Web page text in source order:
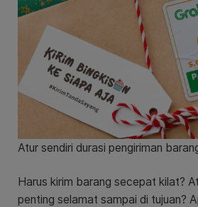
Atur sendiri durasi pengiriman
Harus kirim barang secepat kilat?
penting selamat sampai di tujuan?